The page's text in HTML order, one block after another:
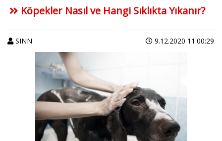
Köpekler Nasıl ve Hangi Sıklıkta Yıkanır?
SINN 9.12.2020 11:00:29